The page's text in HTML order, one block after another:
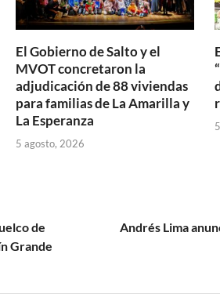
El Gobierno de Salto y el
MVOT concretaron la
adjudicación de 88 viviendas
para familias de La Amarilla y
La Esperanza
5 agosto, 2026
de
Grande
Andrés Lima